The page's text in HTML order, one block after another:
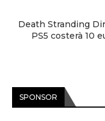
Death Stranding
PS5 costerà 10
SPONSOR